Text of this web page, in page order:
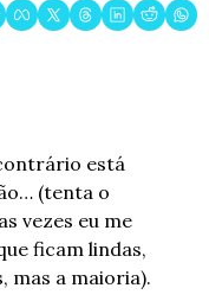
está
(tenta o
vezes eu me
ficam lindas,
mas a maioria).